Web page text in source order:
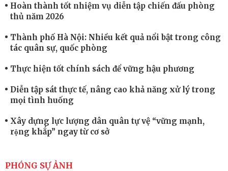
Hoàn thành tốt nhiệm vụ diễn tập chiến đấu phòng
thủ năm 2026
Thành phố Hà Nội: Nhiều kết quả nổi bật trong công
tác quân sự, quốc phòng
Thực hiện tốt chính sách để vững hậu phương
Diễn tập sát thực tế, nâng cao khả năng xử lý trong
mọi tình huống
Xây dựng lực lượng dân quân tự vệ “vững mạnh,
rộng khắp” ngay từ cơ sở
cao sức mạnh chiến đấu
PHÓNG SỰ ẢNH